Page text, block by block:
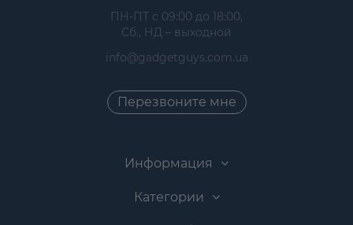
ПН-ПТ с 09:00 до 18:00,
Сб., НД – выходной
info@gadgetguys.com.ua
Перезвоните мне
Информация
Категории